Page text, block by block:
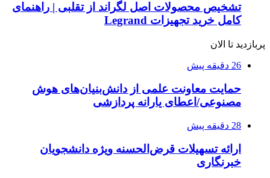
تشخیص محصولات اصل لگراند از تقلبی | راهنمای
کامل خرید تجهیزات Legrand
پربازدید تا الان
26 دقیقه پیش
حمایت معاونت علمی از دانش‌بنیان‌های هوش
مصنوعی/اعطای یارانه پردازشی
28 دقیقه پیش
ارائه تسهیلات قرض‌الحسنه ویژه دانشجویان
خبرنگاری